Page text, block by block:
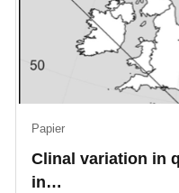
Clinal variation in
in…
Papier